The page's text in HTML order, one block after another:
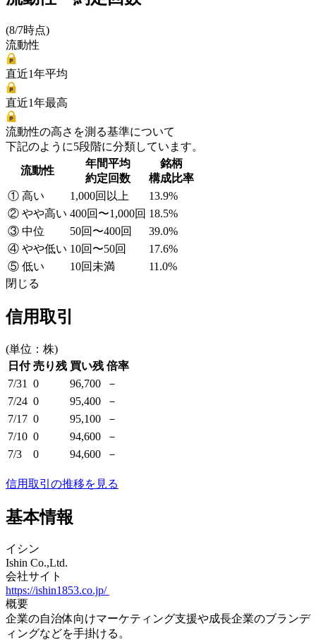
(8/7時点)
流動性
直近1年平均
直近1年最高
流動性の高さを測る基準について
下記のように5段階に分類しています。
流動性
年間平均
約定回数
銘柄
構成比率
① 高い
1,000回以上
13.9%
② やや高い 400回〜1,000回 18.5%
③ 中位
50回〜400回
39.0%
④ やや低い 10回〜50回
17.6%
⑤ 低い
10回未満
11.0%
閉じる
信用取引
(単位：株)
日付 売り残 買い残 倍率
7/31
0 96,700
－
7/24 0 95,400
－
7/17 0 95,100
－
7/10 0 94,600
－
7/3
0 94,600 －
信用取引の推移を見る
基本情報
イシン
Ishin Co.,Ltd.
会社サイト
https://ishin1853.co.jp/
概要
企業の自治体向けマーケティング支援や成長企業のブランデ
ィングなどを手掛ける。